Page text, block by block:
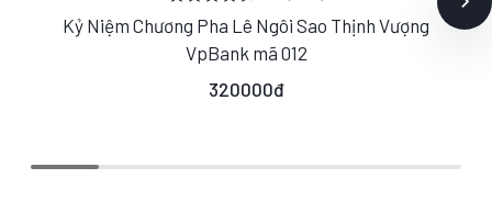
S M L
Kỷ Niệm Chương Pha Lê Ngôi Sao Thịnh Vượng
VpBank mã 012
320000đ